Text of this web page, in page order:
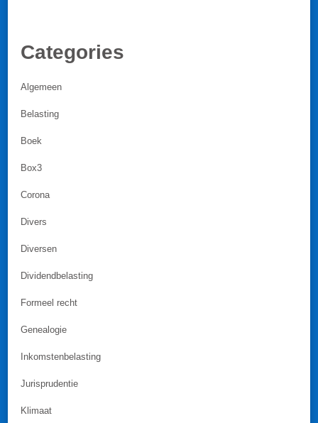
Categories
Algemeen
Belasting
Boek
Box3
Corona
Divers
Diversen
Dividendbelasting
Formeel recht
Genealogie
Inkomstenbelasting
Jurisprudentie
Klimaat